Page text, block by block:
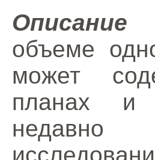
Описание
объеме
может
планах и
недавно